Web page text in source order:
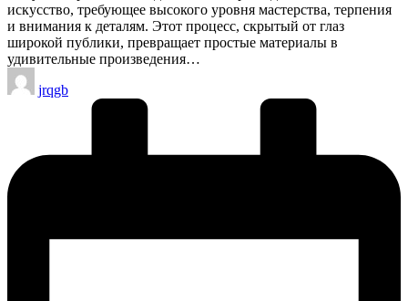
искусство, требующее высокого уровня мастерства, терпения
и внимания к деталям. Этот процесс, скрытый от глаз
широкой публики, превращает простые материалы в
удивительные произведения…
Запись
от
jrqgb